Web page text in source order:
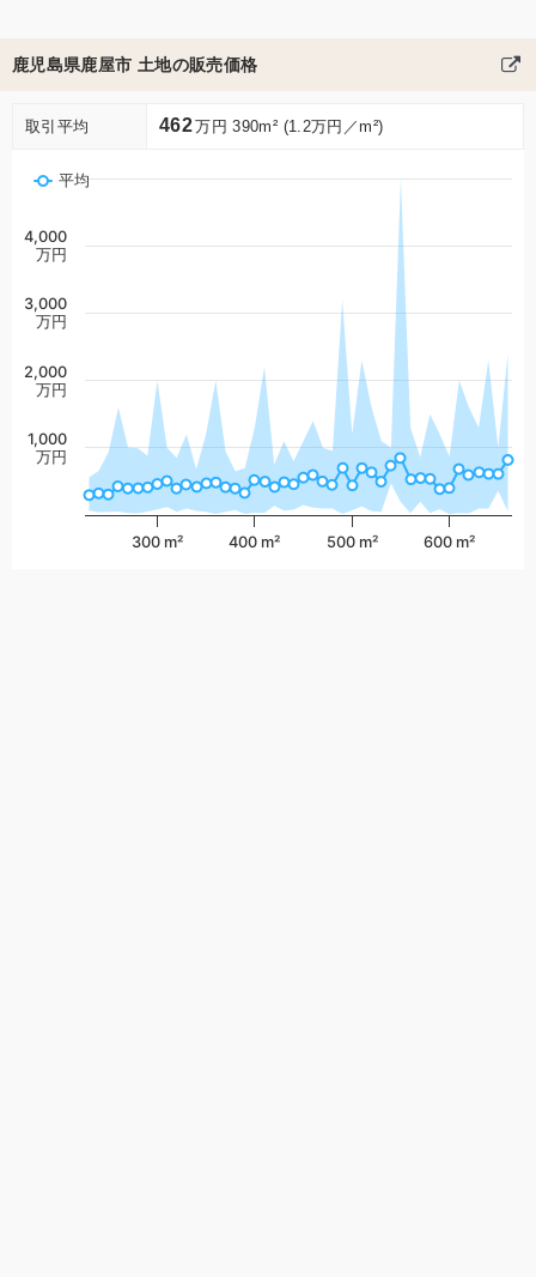
鹿児島県鹿屋市 土地の販売価格
取引平均 462万円 390m² (1.2万円／m²)
平均
300 m² 400 m² 500 m² 600 m²
1,000
万円
2,000
万円
3,000
万円
4,000
万円